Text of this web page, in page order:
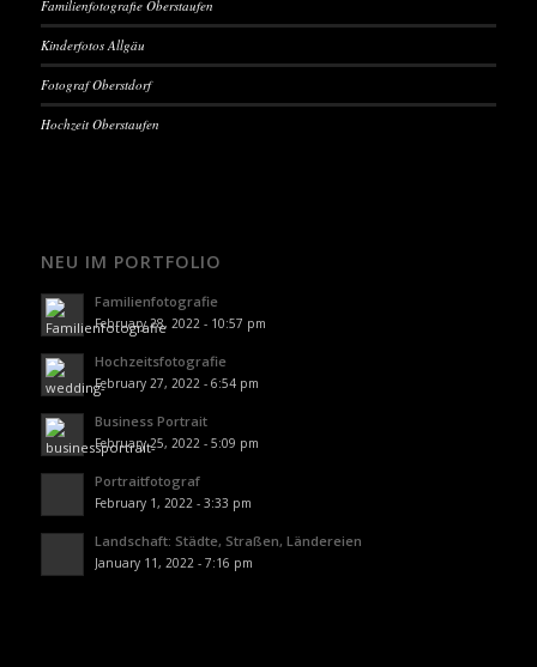
Familienfotografie Oberstaufen
Kinderfotos Allgäu
Fotograf Oberstdorf
Hochzeit Oberstaufen
NEU IM PORTFOLIO
Familienfotografie
February 28, 2022 - 10:57 pm
Hochzeitsfotografie
February 27, 2022 - 6:54 pm
Business Portrait
February 25, 2022 - 5:09 pm
Portraitfotograf
February 1, 2022 - 3:33 pm
Landschaft: Städte, Straßen, Ländereien
January 11, 2022 - 7:16 pm